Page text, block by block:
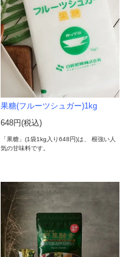
果糖(フルーツシュガー)1kg
648円(税込)
「果糖」(1袋1kg入り648円)は、 根強い人
気の甘味料です。